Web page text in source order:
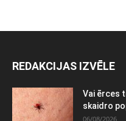
REDAKCIJAS IZVĒLE
Vai ērces
skaidro
06/08/2026